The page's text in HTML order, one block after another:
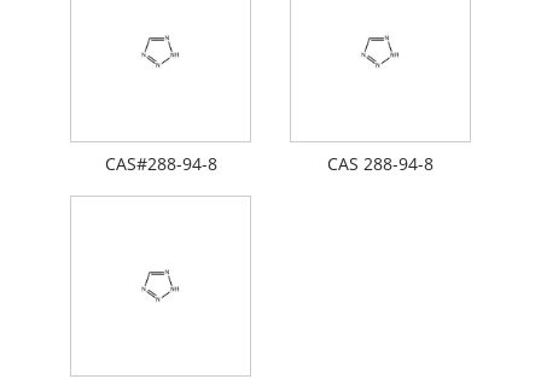
CAS#288-94-8 CAS 288-94-8